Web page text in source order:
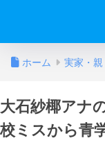
ホーム 実家・親
大石紗椰アナ
校ミスから青